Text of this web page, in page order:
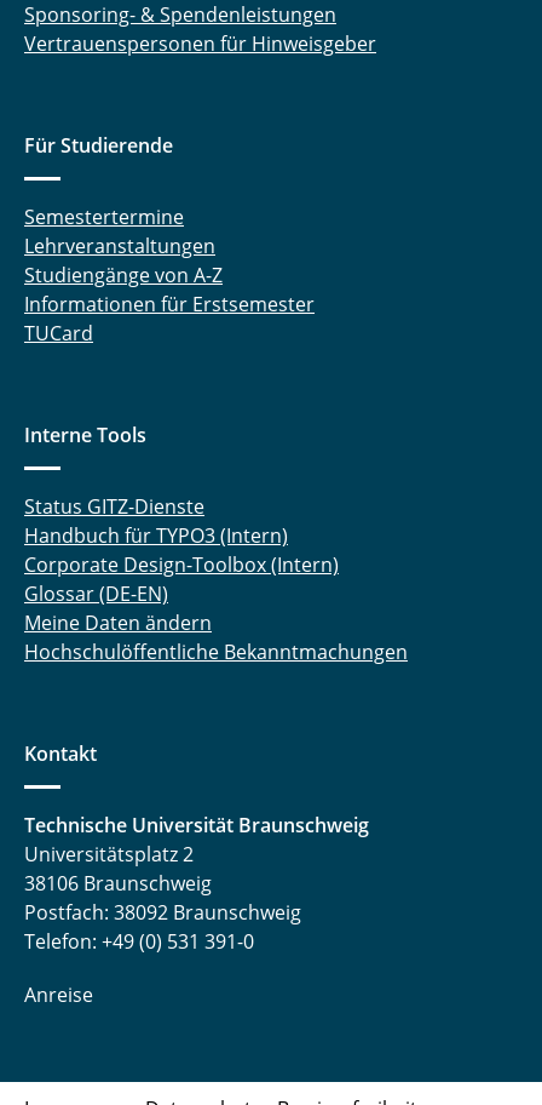
Sponsoring- & Spendenleistungen
Vertrauenspersonen für Hinweisgeber
Für Studierende
Semestertermine
Lehrveranstaltungen
Studiengänge von A-Z
Informationen für Erstsemester
TUCard
Interne Tools
Status GITZ-Dienste
Handbuch für TYPO3 (Intern)
Corporate Design-Toolbox (Intern)
Glossar (DE-EN)
Meine Daten ändern
Hochschulöffentliche Bekanntmachungen
Kontakt
Technische Universität Braunschweig
Universitätsplatz 2
38106 Braunschweig
Postfach: 38092 Braunschweig
Telefon: +49 (0) 531 391-0
Anreise